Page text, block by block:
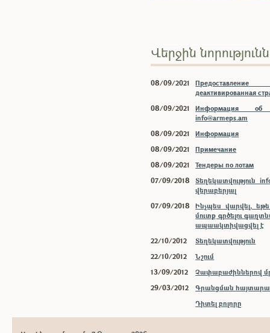
Վերջին
08/09/2021
деактивированная
08/09/2021
Информация об
info@armeps.am
08/09/2021
Информация
08/09/2021
Примечание
08/09/2021
Тендеры по лотам
07/09/2018
Տեղեկատվություն
վերաբերյալ
07/09/2018
Ինչպես վարվել,
մուտք գրծելու
ապաակտիվացվել է
22/10/2012
Տեղեկատվություն
22/10/2012
Նշում
13/09/2012
Չափաբաժիններով
29/03/2012
Գրանցման
Դիտել բոլորը